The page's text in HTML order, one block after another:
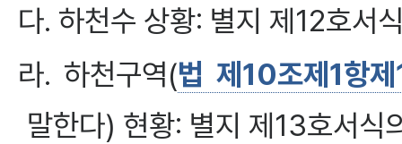
다. 하천수 상황: 별지 제12호서
라. 하천구역(법 제10조제1항
말한다) 현황: 별지 제13호서식